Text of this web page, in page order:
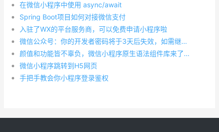
在微信小程序中使用 async/await
Spring Boot项目如何对接微信支付
入驻了WX的平台服务商，可以免费申请小程序啦
微信公众号：你的开发者密码将于3天后失效，如需继续使用请主动重置
颜值和功能皆不辜负，微信小程序原生语法组件库来了——Lin UI
微信小程序跳转到H5网页
手把手教会你小程序登录鉴权